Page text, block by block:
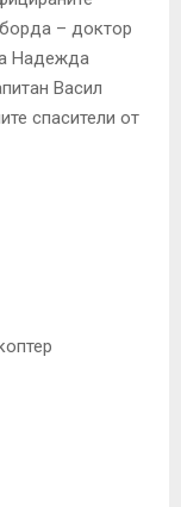
– доктор
Надежда
Васил
спасители от